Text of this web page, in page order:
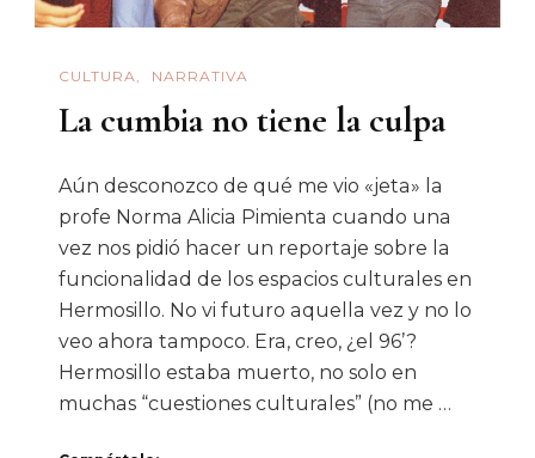
CULTURA NARRATIVA
La cumbia no tiene la culpa
Aún desconozco de qué me vio «jeta» la
profe Norma Alicia Pimienta cuando una
vez nos pidió hacer un reportaje sobre la
funcionalidad de los espacios culturales en
Hermosillo. No vi futuro aquella vez y no lo
veo ahora tampoco. Era, creo, ¿el 96’?
Hermosillo estaba muerto, no solo en
muchas “cuestiones culturales” (no me …